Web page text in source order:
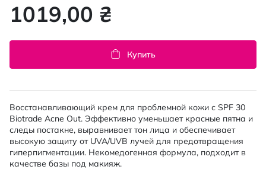
1019,00 ₴
Купить
Восстанавливающий крем для проблемной кожи с SPF 30
Biotrade Acne Out. Эффективно уменьшает красные пятна и
следы постакне, выравнивает тон лица и обеспечивает
высокую защиту от UVA/UVB лучей для предотвращения
гиперпигментации. Некомедогенная формула, подходит в
качестве базы под макияж.